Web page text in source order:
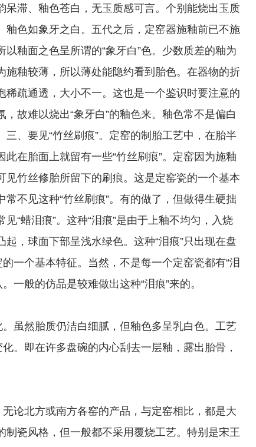
滞、釉色苍白，无玉质感可言。个别能烧出玉质
色如象牙之白。五代之后，定窑器施釉前已不施
釉面之色呈所谓的“象牙白”色。少数质差的釉为
釉较薄，所以薄处能隐约看到胎色。在器物的折
疏通透，大小不一。这也是一个鉴识时要注意的
故难以烧出“象牙白”的釉色来。釉色常不是偏白
、要见“竹丝刷痕”。定窑的制胎工艺中，在胎半
在胎面上就留有一些“竹丝刷痕”。定窑因为施釉
竹丝修胎所留下的刷痕。这是定窑瓷的一个基本
不见这种“竹丝刷痕”。有的做了，但做得生硬拙
“蜡泪痕”。这种“泪痕”是由于上釉不均匀，入烧
，球面下部呈浅水绿色。这种“泪痕”只出现在盘
一个基本特征。当然，不是每一个定窑瓷都有“泪
一般的仿品是较难做出这种“泪痕”来的。
虽然胎质仍洁白细腻，但釉色多呈乳白色。工艺
。即在许多盘碗的内心刮去一层釉，露出胎骨，
论北方或南方各窑的产品，与定窑相比，都是大
制瓷风格，但一般都不采用覆烧工艺。特别是宋王